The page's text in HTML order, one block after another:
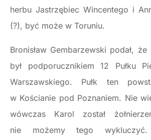
herbu Jastrzębiec Wincentego i
(?), być może w Toruniu.
Bronisław Gembarzewski podał,
był podporucznikiem 12 Pułku
Warszawskiego. Pułk ten
w Kościanie pod Poznaniem. Nie
wówczas Karol został
nie możemy tego wykluczyć.